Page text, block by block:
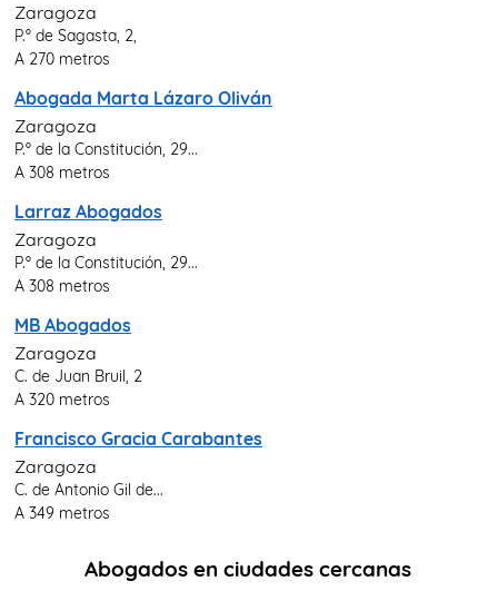
Zaragoza
P.º de Sagasta, 2,
A 270 metros
Abogada Marta Lázaro Oliván
Zaragoza
P.º de la Constitución, 29...
A 308 metros
Larraz Abogados
Zaragoza
P.º de la Constitución, 29...
A 308 metros
MB Abogados
Zaragoza
C. de Juan Bruil, 2
A 320 metros
Francisco Gracia Carabantes
Zaragoza
C. de Antonio Gil de...
A 349 metros
Abogados en ciudades cercanas